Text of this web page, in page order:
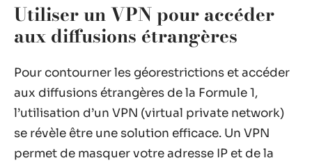
Utiliser un VPN pour accéder
aux diffusions étrangères
Pour contourner les géorestrictions et accéder
aux diffusions étrangères de la Formule 1,
l’utilisation d’un VPN (virtual private network)
se révèle être une solution efficace. Un VPN
permet de masquer votre adresse IP et de la